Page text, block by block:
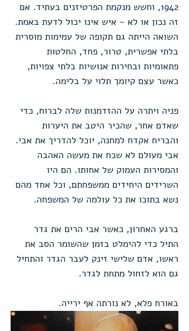
1942, וחשש מנקמת הפרטיזנים בעתיד. אם
זה נכון או לא - איש אינו יכול לדעת באמת.
השואה הייתה גם תקופה של עמימות מוסרית
בלתי אפשרית, טרור, פחד, החלטות
פתאומיות ובחירות אנושיות בלתי צפויות,
כאשר עצם קיומך תלוי על בלימה.
פניה ויתרה על ההזדמנות שלה לברוח, כדי
שאדם אחר, שהכיר היטב את היערות
והבריח אקדח למחנה, יוכל להדריך את אבי.
אבי מעולם לא שכח את מעשה האהבה
והמסירות העמוק של אחותו. הם היו
השרידים היחידים ממשפחתם, וכל אחד מהם
נשא בתוכו את כל עולמה של המשפחה.
ברגע האחרון, כאשר אבי הרים את גדר
התיל כדי להימלט בזמן שהשומר הסב את
ראשו, אדם שלישי זינק לעבר הגדר והתחיל
גם הוא לזחול מתחת לגדר.
באורח פלא, לא נורתה אף ירייה.